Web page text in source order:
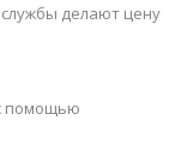
делают цену
помощью